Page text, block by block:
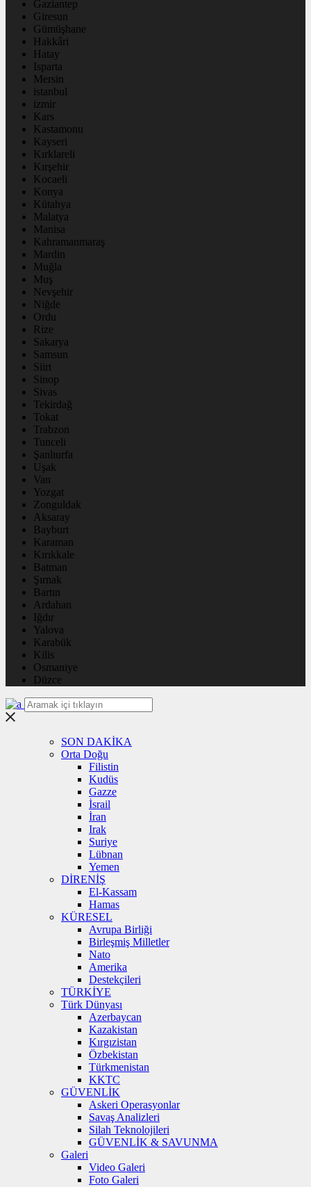
Gaziantep
Giresun
Gümüşhane
Hakkâri
Hatay
Isparta
Mersin
istanbul
izmir
Kars
Kastamonu
Kayseri
Kırklareli
Kırşehir
Kocaeli
Konya
Kütahya
Malatya
Manisa
Kahramanmaraş
Mardin
Muğla
Muş
Nevşehir
Niğde
Ordu
Rize
Sakarya
Samsun
Siirt
Sinop
Sivas
Tekirdağ
Tokat
Trabzon
Tunceli
Şanlıurfa
Uşak
Van
Yozgat
Zonguldak
Aksaray
Bayburt
Karaman
Kırıkkale
Batman
Şırnak
Bartın
Ardahan
Iğdır
Yalova
Karabük
Kilis
Osmaniye
Düzce
SON DAKİKA
Orta Doğu
Filistin
Kudüs
Gazze
İsrail
İran
Irak
Suriye
Lübnan
Yemen
DİRENİŞ
El-Kassam
Hamas
KÜRESEL
Avrupa Birliği
Birleşmiş Milletler
Nato
Amerika
Destekçileri
TÜRKİYE
Türk Dünyası
Azerbaycan
Kazakistan
Kırgızistan
Özbekistan
Türkmenistan
KKTC
GÜVENLİK
Askeri Operasyonlar
Savaş Analizleri
Silah Teknolojileri
GÜVENLİK & SAVUNMA
Galeri
Video Galeri
Foto Galeri